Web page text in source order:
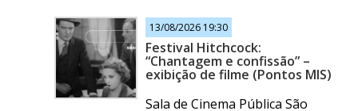
13/08/2026 19:30
Festival Hitchcock:
“Chantagem e confissão” –
exibição de filme (Pontos MIS)
Sala de Cinema Pública São